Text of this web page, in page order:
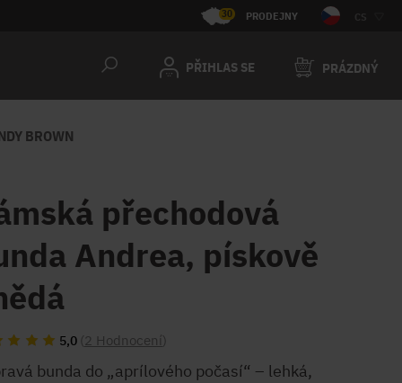
30 PRODEJNY CS
PŘIHLAS SE PRÁZDNÝ
BROWN
přechodová
Andrea, pískově
5,0 (2 Hodnocení)
bunda do „aprílového počasí“ – lehká,